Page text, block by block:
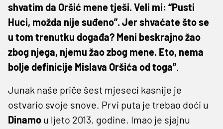
shvatim da Oršić mene tješi. Veli mi: “Pusti
Huci, možda nije suđeno”. Jer shvaćate što se
u tom trenutku događa? Meni beskrajno žao
zbog njega, njemu žao zbog mene. Eto, nema
bolje definicije Mislava Oršića od toga”.
Junak naše priče šest mjeseci kasnije je
ostvario svoje snove. Prvi puta je trebao doći u
Dinamo u ljeto 2013. godine. Imao je sjajnu